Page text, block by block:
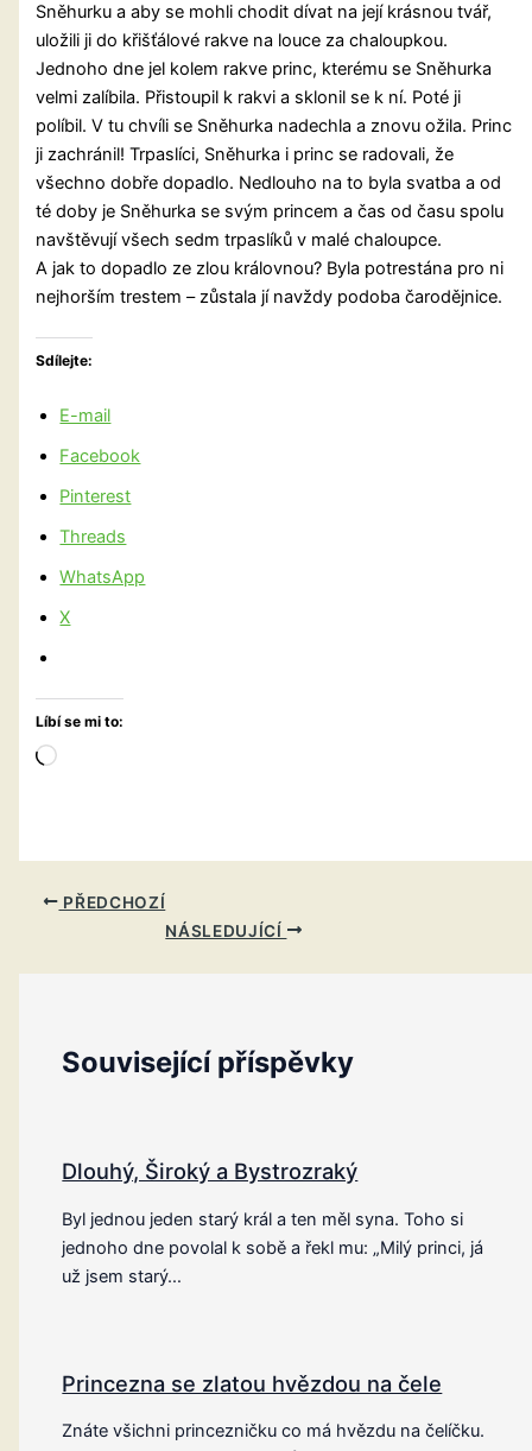
Sněhurku a aby se mohli chodit dívat na její krásnou tvář,
uložili ji do křišťálové rakve na louce za chaloupkou.
Jednoho dne jel kolem rakve princ, kterému se Sněhurka
velmi zalíbila. Přistoupil k rakvi a sklonil se k ní. Poté ji
políbil. V tu chvíli se Sněhurka nadechla a znovu ožila. Princ
ji zachránil! Trpaslíci, Sněhurka i princ se radovali, že
všechno dobře dopadlo. Nedlouho na to byla svatba a od
té doby je Sněhurka se svým princem a čas od času spolu
navštěvují všech sedm trpaslíků v malé chaloupce.
A jak to dopadlo ze zlou královnou? Byla potrestána pro ni
nejhorším trestem – zůstala jí navždy podoba čarodějnice.
Sdílejte:
E-mail
Facebook
Pinterest
Threads
WhatsApp
X
Líbí se mi to:
Načítání…
PŘEDCHOZÍ
NÁSLEDUJÍCÍ
Související příspěvky
Dlouhý, Široký a Bystrozraký
Byl jednou jeden starý král a ten měl syna. Toho si
jednoho dne povolal k sobě a řekl mu: „Milý princi, já
už jsem starý…
Princezna se zlatou hvězdou na čele
Znáte všichni princezničku co má hvězdu na čelíčku.